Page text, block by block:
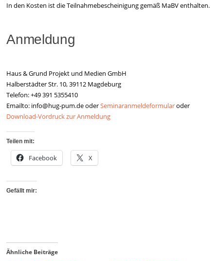
In den Kosten ist die Teilnahmebescheinigung gemäß MaBV enthalten.
Anmeldung
Haus & Grund Projekt und Medien GmbH
Halberstädter Str. 10, 39112 Magdeburg
Telefon: +49 391 5355410
Emailto: info@hug-pum.de oderSeminaranmeldeformularoder
Download-Vordruck zur Anmeldung
Teilen mit:
Facebook X
Gefällt mir:
Ähnliche Beiträge